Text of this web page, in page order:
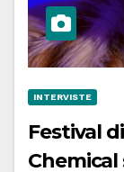
INTERVISTE
Festival
Chemical